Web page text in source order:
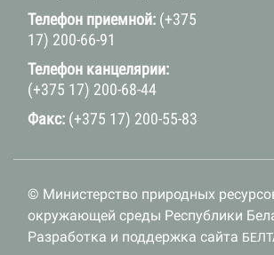
Телефон приемной: (+375
17) 200-66-91
Телефон канцелярии:
(+375 17) 200-68-44
Факс: (+375 17) 200-55-83
© Министерство природных
окружающей среды Республики
Разработка и поддержка сайта